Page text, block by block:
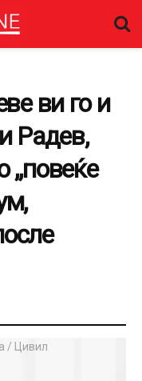
ви го и
Радев,
„повеќе